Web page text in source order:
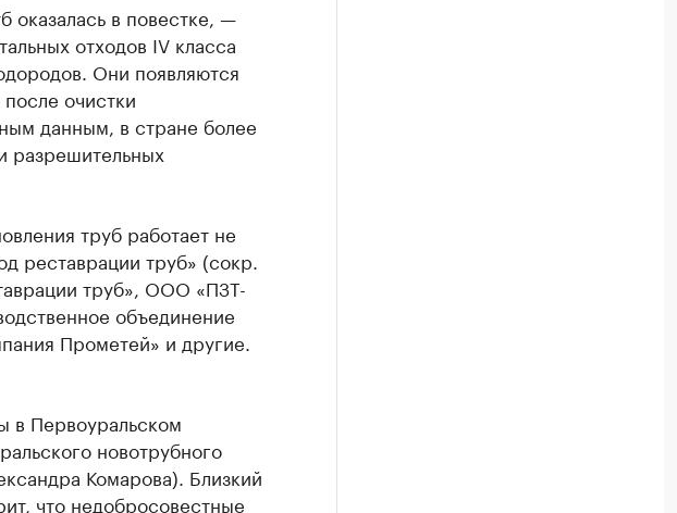
оказалась в повестке, —
отходов IV класса
Они появляются
очистки
данным, в стране более
разрешительных
труб работает не
реставрации труб» (сокр.
труб», ООО «ПЗТ-
объединение
Прометей» и другие.
в Первоуральском
новотрубного
Комарова). Близкий
что недобросовестные